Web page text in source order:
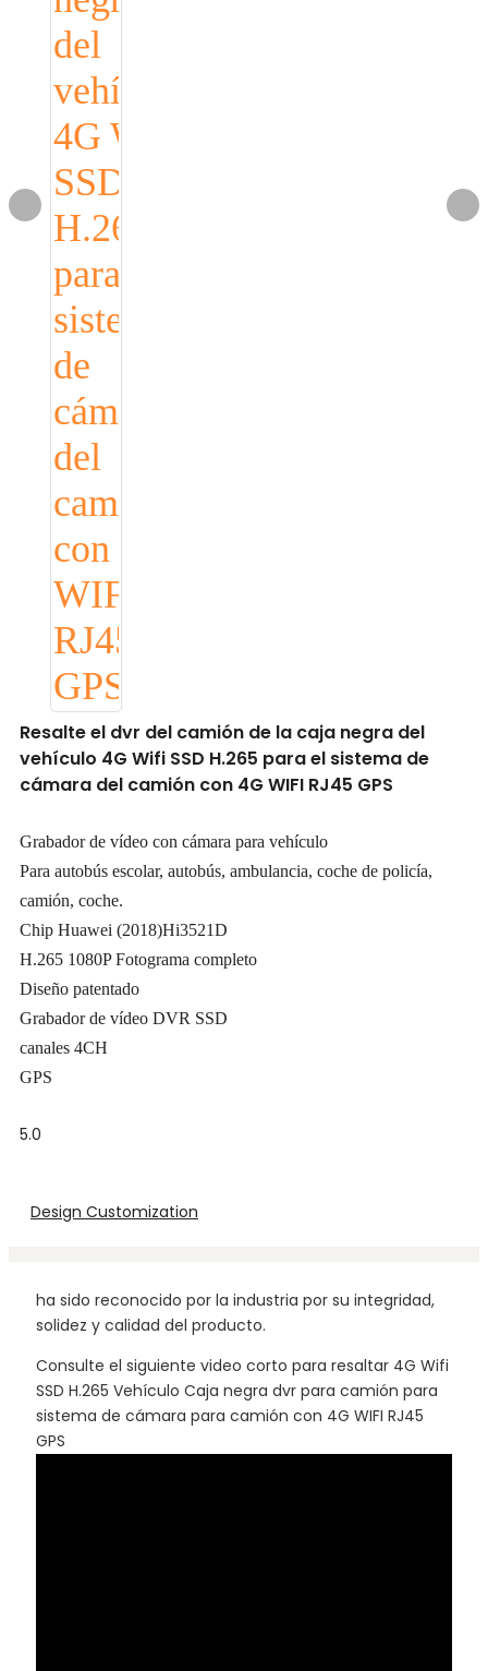
Resalte el dvr del camión de la caja negra del
vehículo 4G Wifi SSD H.265 para el sistema de
cámara del camión con 4G WIFI RJ45 GPS
Grabador de vídeo con cámara para vehículo
Para autobús escolar, autobús, ambulancia, coche de policía,
camión, coche.
Chip Huawei (2018)Hi3521D
H.265 1080P Fotograma completo
Diseño patentado
Grabador de vídeo DVR SSD
canales 4CH
GPS
5.0
Design Customization
ha sido reconocido por la industria por su integridad,
solidez y calidad del producto.
Consulte el siguiente video corto para resaltar 4G Wifi
SSD H.265 Vehículo Caja negra dvr para camión para
sistema de cámara para camión con 4G WIFI RJ45
GPS